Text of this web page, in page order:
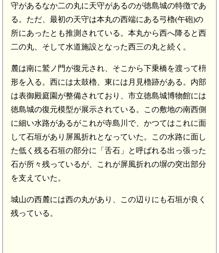
守があるなか二の丸に天守があるのが徳島城の特徴であ
る。ただ、最初の天守は本丸の西端にある弓櫓(午砲)の
所にあったとも推測されている。本丸から西へ降ると西
二の丸、そして水道施設となった西三の丸と続く。
麓は南に鷲ノ門が復元され、そこから下乗橋を渡って枡
形を入る。西には太鼓櫓、東には月見櫓跡がある。内部
は表御殿庭園が整備されており、市立徳島城博物館には
徳島城の復元模型が展示されている。この敷地の南西側
に細い水路があるがこれが寺島川で、かつてはこれに面
して石垣があり屏風折れとなっていた。この水路に面し
た低く残る石垣の部分に「舌石」と呼ばれる出っ張った
石が所々残っているが、これが屏風折れの塀の突出部分
を支えていた。
城山の西麓には西の丸があり、この辺りにも石垣が良く
残っている。